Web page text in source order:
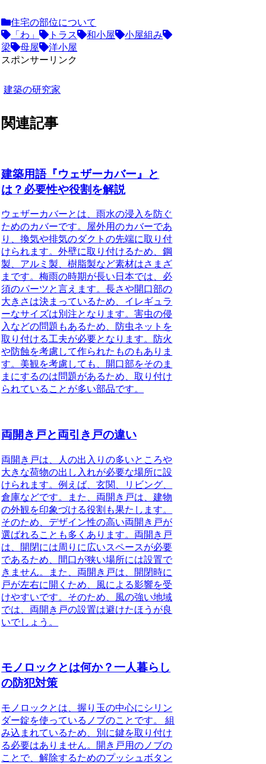
住宅の部位について
「わ」
トラス 和小屋
小屋組み
梁
母屋
洋小屋
スポンサーリンク
建築の研究家
関連記事
建築用語『ウェザーカバー』と
は？必要性や役割を解説
ウェザーカバーとは、雨水の浸入を防ぐ
ためのカバーです。屋外用のカバーであ
り、換気や排気のダクトの先端に取り付
けられます。外壁に取り付けるため、鋼
製、アルミ製、樹脂製など素材はさまざ
まです。梅雨の時期が長い日本では、必
須のパーツと言えます。長さや開口部の
大きさは決まっているため、イレギュラ
ーなサイズは別注となります。害虫の侵
入などの問題もあるため、防虫ネットを
取り付ける工夫が必要となります。防火
や防蝕を考慮して作られたものもありま
す。美観を考慮しても、開口部をそのま
まにするのは問題があるため、取り付け
られていることが多い部品です。
両開き戸と両引き戸の違い
両開き戸は、人の出入りの多いところや
大きな荷物の出し入れが必要な場所に設
けられます。例えば、玄関、リビング、
倉庫などです。また、両開き戸は、建物
の外観を印象づける役割も果たします。
そのため、デザイン性の高い両開き戸が
選ばれることも多くあります。両開き戸
は、開閉には周りに広いスペースが必要
であるため、間口が狭い場所には設置で
きません。また、両開き戸は、開閉時に
戸が左右に開くため、風による影響を受
けやすいです。そのため、風の強い地域
では、両開き戸の設置は避けたほうが良
いでしょう。
モノロックとは何か？一人暮らし
の防犯対策
モノロックとは、握り玉の中心にシリン
ダー錠を使っているノブのことです。
組
み込まれているため、別に鍵を取り付け
る必要はありません。開き戸用のノブの
ことで、解除するためのプッシュボタン